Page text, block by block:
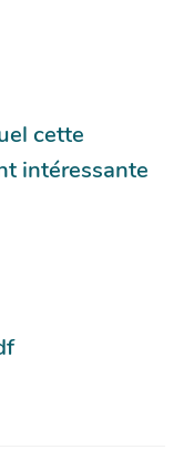
cette
intéressante